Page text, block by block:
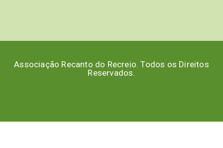
Associação Recanto do Recreio. Todos os Direitos
Reservados.